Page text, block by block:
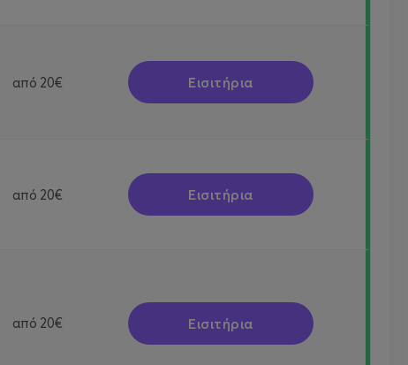
από 20€ Εισιτήρια
από 20€ Εισιτήρια
από 20€ Εισιτήρια